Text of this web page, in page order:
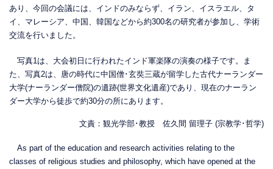
あり、今回の会議には、インドのみならず、イラン、イスラエル、タ
イ、マレーシア、中国、韓国などから約300名の研究者が参加し、学術
交流を行いました。
写真1は、大会初日に行われたインド軍楽隊の演奏の様子です。ま
た、写真2は、唐の時代に中国僧･玄奘三蔵が留学した古代ナーランダー
大学(ナーランダー僧院)の遺跡(世界文化遺産)であり、現在のナーラン
ダー大学から徒歩で約30分の所にあります。
文責：観光学部･教授 佐久間 留理子 (宗教学･哲学)
As part of the education and research activities relating to the
classes of religious studies and philosophy, which have opened at the